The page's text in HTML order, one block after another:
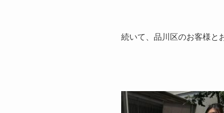
続いて、品川区のお客様と